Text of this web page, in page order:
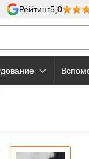
Рейтинг5,0